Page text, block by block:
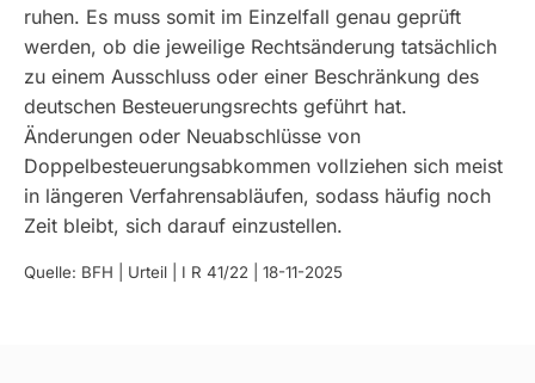
ruhen. Es muss somit im Einzelfall genau geprüft
werden, ob die jeweilige Rechtsänderung tatsächlich
zu einem Ausschluss oder einer Beschränkung des
deutschen Besteuerungsrechts geführt hat.
Änderungen oder Neuabschlüsse von
Doppelbesteuerungsabkommen vollziehen sich meist
in längeren Verfahrensabläufen, sodass häufig noch
Zeit bleibt, sich darauf einzustellen.
Quelle: BFH | Urteil | I R 41/22 | 18-11-2025